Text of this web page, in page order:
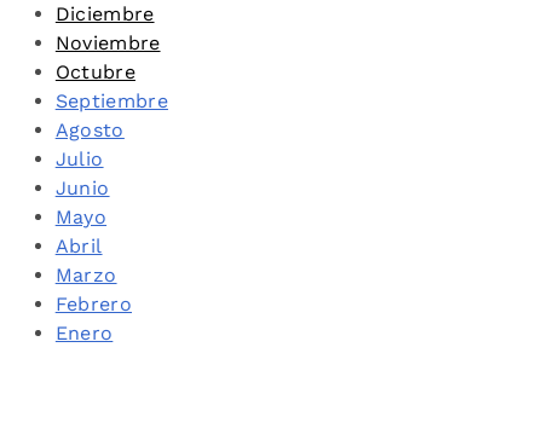
Diciembre
Noviembre
Octubre
Septiembre
Agosto
Julio
Junio
Mayo
Abril
Marzo
Febrero
Enero